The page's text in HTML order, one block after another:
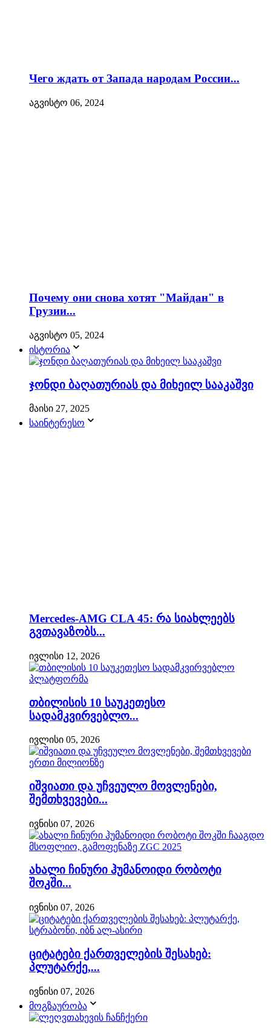
Чего ждать от Запада народам России...
აგვისტო 06, 2024
Почему они снова хотят "Майдан" в
Грузии...
აგვისტო 05, 2024
ისტორია
ჯონდი ბაღათურიას და მიხეილ სააკაშვი
მაისი 27, 2025
საინტერესო
Mercedes-AMG CLA 45: რა სიახლეებს
გვთავაზობს...
ივლისი 12, 2026
თბილისის 10 საუკეთესო
სადამკვირვებლო...
ივლისი 05, 2026
იშვიათი და უჩვეულო მოვლენები,
შემთხვევები...
ივნისი 07, 2026
ახალი ჩინური ჰუმანოიდი რობოტი
შოკში...
ივნისი 07, 2026
ციტატები ქართველების შესახებ:
პლუტარქე,...
ივნისი 07, 2026
მოგზაურობა